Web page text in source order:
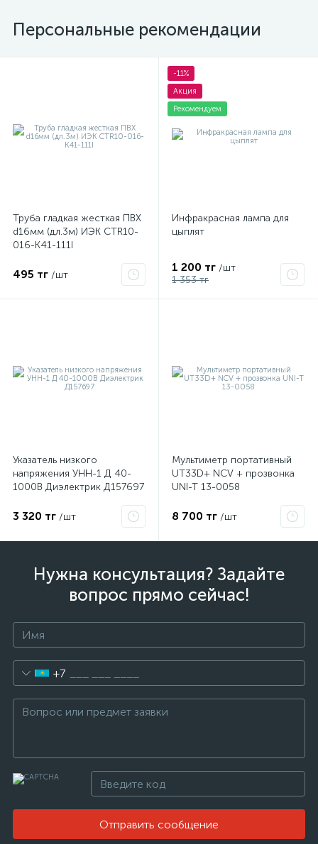
Персональные рекомендации
Труба гладкая жесткая ПВХ
d16мм (дл.3м) ИЭК CTR10-
016-K41-111I
495 тг /шт
-11%
Акция
Рекомендуем
Инфракрасная лампа для
цыплят
1 200 тг /шт
1 353 тг
Указатель низкого
напряжения УНН-1 Д 40-
1000В Диэлектрик Д157697
3 320 тг /шт
Мультиметр портативный
UT33D+ NCV + прозвонка
UNI-T 13-0058
8 700 тг /шт
Нужна консультация? Задайте
вопрос прямо сейчас!
+7
Отправить сообщение